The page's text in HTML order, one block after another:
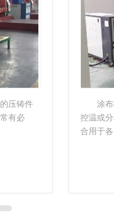
涂布机专用
控温或分段控温
合用于各···